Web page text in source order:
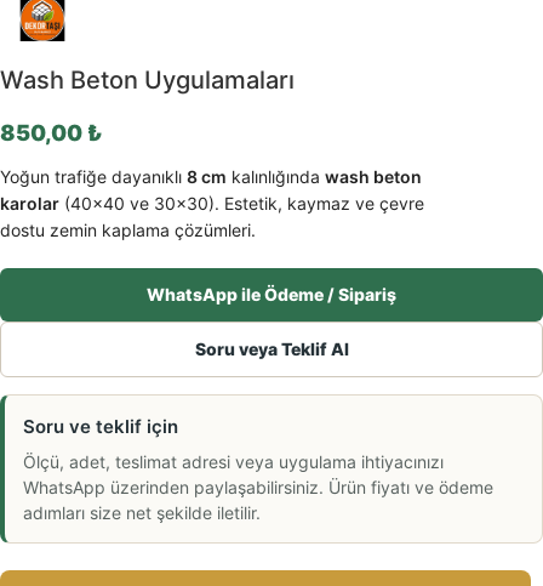
Wash Beton Uygulamaları
850,00 ₺
Yoğun trafiğe dayanıklı 8 cm kalınlığında wash beton
karolar (40×40 ve 30×30). Estetik, kaymaz ve çevre
dostu zemin kaplama çözümleri.
WhatsApp ile Ödeme / Sipariş
Soru veya Teklif Al
Soru ve teklif için
Ölçü, adet, teslimat adresi veya uygulama ihtiyacınızı
WhatsApp üzerinden paylaşabilirsiniz. Ürün fiyatı ve ödeme
adımları size net şekilde iletilir.